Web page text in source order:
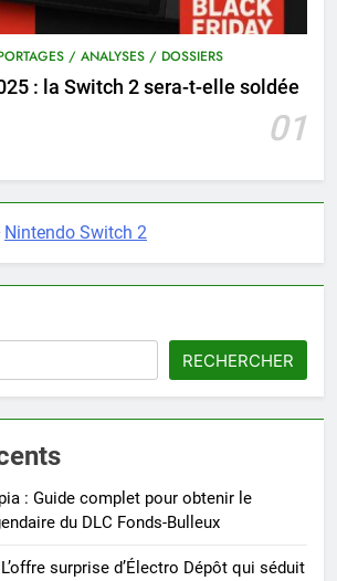
/ ANALYSES / DOSSIERS
: la Switch 2 sera-t-elle soldée
01
Nintendo Switch 2
RECHERCHER
: Guide complet pour obtenir le
du DLC Fonds-Bulleux
surprise d’Électro Dépôt qui séduit